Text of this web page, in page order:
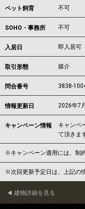
ペット飼育 不可
SOHO・事務所 不可
入居日 即入居可
取引形態 媒介
問合番号 3838-
情報更新日 2026年7
キャンペーン情報
キャンペ
て頂きま
※キャンペーン適用には、制
※次回更新予定日は、上記の
建物詳細を見る